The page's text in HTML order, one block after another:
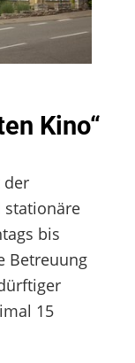
Kino“
der
stationäre
bis
Betreuung
15